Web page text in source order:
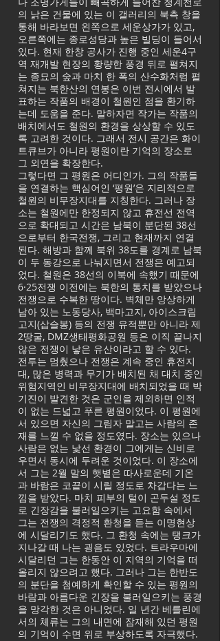
의 낡은 건물에 있는 이 갤러리의 북측 창을
통해 바라보면 왼쪽으로 세운상가가 있고,
오른쪽에는 종로성당과 높은 빌딩이 들어서
있다. 현재 한창 공사가 진행 중인 세운4구
역 재개발 현장의 황량한 풍경 뒤로 펼쳐지
는 종묘의 숲과 마치 한 폭의 산수화처럼 펼
쳐지는 북한산의 연봉은 이번 전시에서 발
표하는 작품의 배경이 철원인 점을 환기하
는데 도움을 준다. 말하자면 작가는 작품의
배치에서도 철원의 환경을 상상할 수 있도
록 고려한 것이다. 그래서 전시 공간은 화이
트큐브가 아니라 평원이란 기억의 장소로
그 외연을 확장한다.
그렇다면 그 평원은 어디인가. 그의 작품들
을 연결하는 핵심어인 ‘평원’은 지리적으로
철원의 비무장지대를 지칭한다. 그러나 장
소는 철원에만 한정되지 않고 휴전선 전역
으로 확대되고 시간은 남북이 분단된 38선
으로부터 한국전쟁, 그리고 현재까지 연결
된다. 해방과 함께 북위 38도를 경계로 남북
이 두 동강으로 나눠지면서 전쟁은 예고되
었다. 철원은 38선의 이북에 속했기 때문에
6·25전쟁 이전에는 북한의 통치를 받았으나
전쟁으로 수복한 땅이다. 벽체만 앙상하게
남아 있는 노동당사, 백마고지, 아이스크림
고지(삽슬봉) 등의 전쟁 유적뿐만 아니라 제
2땅굴, DMZ생태평화공원 등은 이직 끝나지
않은 전쟁이 낳은 유산이라고 할 수 있다.
전투는 멈췄으나 전쟁은 계속 중인 휴전지
대, 많은 병력과 무기가 배치된 채 대치 중인
위험지역인 비무장지대에 배치되었을 때 박
기진이 발견한 것은 군인을 제외하면 인적
이 없는 드넓고 푸른 평원이었다. 이 평원에
서 있으면 자신의 그림자 말고는 사람의 존
재를 느낄 수 없을 정도였다. 장소는 있으나
사람은 없는 낯선 환경이 그에게는 신비로
우면서 동시에 두려운 것이었다. 이 장소에
서 그는 2월 말의 햇볕은 따사로운데 기온
과 바람은 코끝이 시릴 정도로 차갑다는 느
낌을 받았다. 마치 피부의 털이 곤두설 정도
로 긴장감을 불러일으키는 고요함 속에서
그는 전쟁의 격정적 환청을 듣는 이명현상
에 시달리기도 했다. 그 환청 속에는 탱크가
지나갈 때 나는 굉음도 있었다. 트라우마에
시달리던 그는 한동안 이 지역의 기억을 떠
올리지 않으려고 했다. 그러나 그는 한반도
의 분단을 첨예하게 확인할 수 있는 평원의
바람과 아름다운 긴장을 불러일으키는 풍경
을 망각한 것은 아니었다. 일 년간 베를린에
서의 체류는 그의 내면에 잠재해 있던 평원
의 기억이 수면 위로 부상하도록 자극했다.